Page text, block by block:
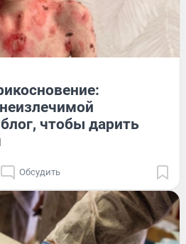
чтобы дарить
Обсудить